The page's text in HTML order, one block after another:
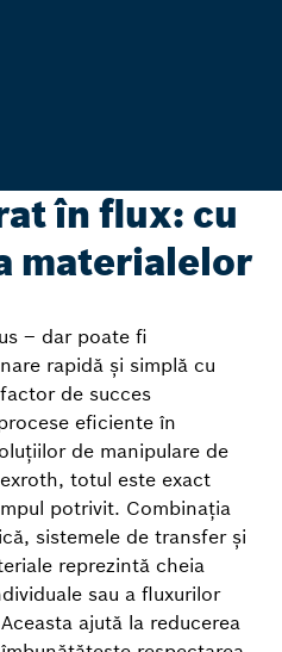
în flux: cu
materialelor
– dar poate fi
rapidă și simplă cu
de succes
eficiente în
de manipulare de
totul este exact
potrivit. Combinația
sistemele de transfer și
reprezintă cheia
sau a fluxurilor
ajută la reducerea